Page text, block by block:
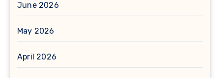
June 2026
May 2026
April 2026